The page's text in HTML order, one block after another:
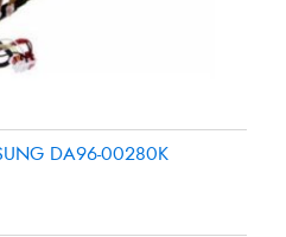
DA96-00280K